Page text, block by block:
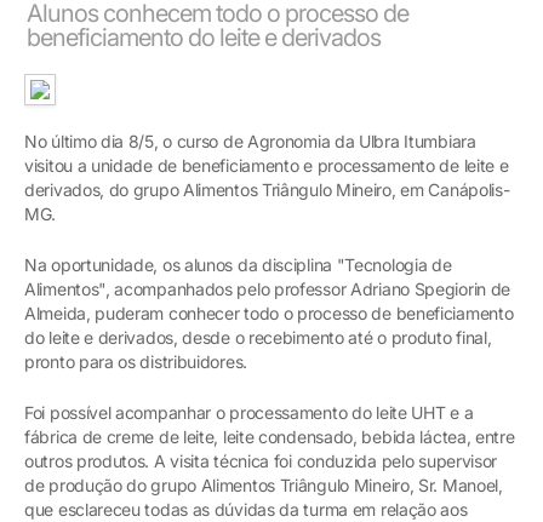
Alunos conhecem todo o processo de
beneficiamento do leite e derivados
No último dia 8/5, o curso de Agronomia da Ulbra Itumbiara
visitou a unidade de beneficiamento e processamento de leite e
derivados, do grupo Alimentos Triângulo Mineiro, em Canápolis-
MG.
Na oportunidade, os alunos da disciplina "Tecnologia de
Alimentos", acompanhados pelo professor Adriano Spegiorin de
Almeida, puderam conhecer todo o processo de beneficiamento
do leite e derivados, desde o recebimento até o produto final,
pronto para os distribuidores.
Foi possível acompanhar o processamento do leite UHT e a
fábrica de creme de leite, leite condensado, bebida láctea, entre
outros produtos. A visita técnica foi conduzida pelo supervisor
de produção do grupo Alimentos Triângulo Mineiro, Sr. Manoel,
que esclareceu todas as dúvidas da turma em relação aos